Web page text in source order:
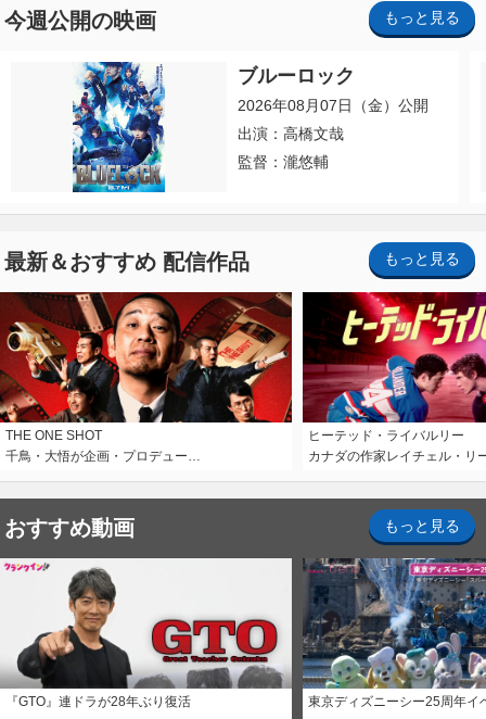
今週公開の映画 もっと見る
ブルーロック
2026年08月07日（金）公開
出演：高橋文哉
監督：瀧悠輔
最新＆おすすめ 配信作品 もっと見る
THE ONE SHOT
千鳥・大悟が企画・プロデュー…
ヒーテッド・ライバルリー
カナダの作家レイチェル・リ
おすすめ動画 もっと見る
『GTO』連ドラが28年ぶり復活 東京ディズニーシー25周年イ